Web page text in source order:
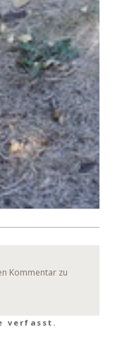
Kommentar zu
verfasst.